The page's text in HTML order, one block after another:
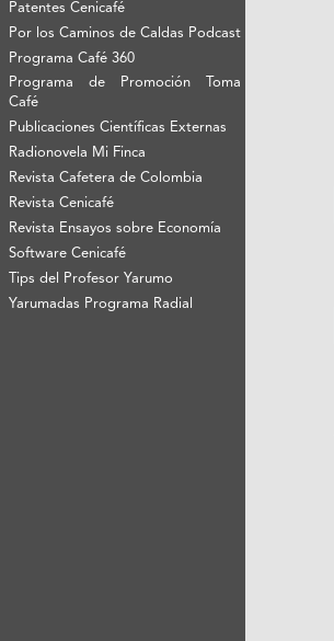
Patentes Cenicafé
Por los Caminos de Caldas Podcast
Programa Café 360
Programa de Promoción Toma
Café
Publicaciones Científicas Externas
Radionovela Mi Finca
Revista Cafetera de Colombia
Revista Cenicafé
Revista Ensayos sobre Economía
Software Cenicafé
Tips del Profesor Yarumo
Yarumadas Programa Radial